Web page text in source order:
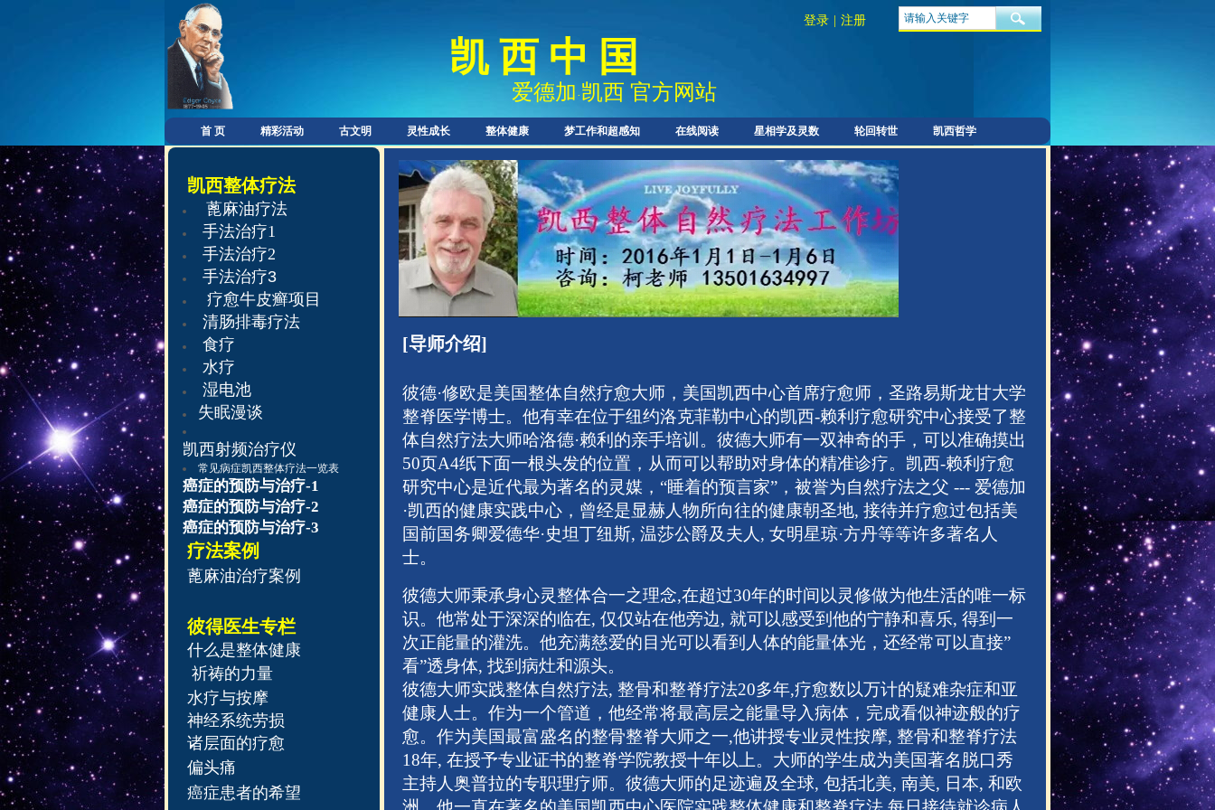
首 页 精彩活动 古文明 灵性成长 整体健康 梦工作和超感知 在线阅读 星相学及灵数 轮回转世 凯西哲学
凯 西 中 国
登录 注册
爱德加 · 凯西 官方网站
凯西整体疗法
蓖麻油疗法
手法治疗1
手法治疗2
手法治疗3
疗愈牛皮癣项目
清肠排毒疗法
食疗
水疗
湿电池
失眠漫谈
凯西射频治疗仪
常见病症凯西整体疗法一览表
癌症的预防与治疗-1
癌症的预防与治疗-2
癌症的预防与治疗-3
疗法案例
蓖麻油治疗案例
彼得医生专栏
什么是整体健康
祈祷的力量
水疗与按摩
神经系统劳损
诸层面的疗愈
偏头痛
癌症患者的希望
[导师介绍]
彼德·修欧是美国整体自然疗愈大师，美国凯西中心首席疗愈师，圣路易斯龙甘大学
整脊医学博士。他有幸在位于纽约洛克菲勒中心的凯西-赖利疗愈研究中心接受了整
体自然疗法大师哈洛德·赖利的亲手培训。彼德大师有一双神奇的手，可以准确摸出
50页A4纸下面一根头发的位置，从而可以帮助对身体的精准诊疗。凯西-赖利疗愈
研究中心是近代最为著名的灵媒，“睡着的预言家”，被誉为自然疗法之父 --- 爱德加
·凯西的健康实践中心，曾经是显赫人物所向往的健康朝圣地, 接待并疗愈过包括美
国前国务卿爱德华·史坦丁纽斯, 温莎公爵及夫人, 女明星琼·方丹等等许多著名人
士。
彼德大师秉承身心灵整体合一之理念,在超过30年的时间以灵修做为他生活的唯一标
识。他常处于深深的临在, 仅仅站在他旁边, 就可以感受到他的宁静和喜乐, 得到一
次正能量的灌洗。他充满慈爱的目光可以看到人体的能量体光，还经常可以直接”
看”透身体, 找到病灶和源头。
彼德大师实践整体自然疗法, 整骨和整脊疗法20多年,疗愈数以万计的疑难杂症和亚
健康人士。作为一个管道，他经常将最高层之能量导入病体，完成看似神迹般的疗
愈。作为美国最富盛名的整骨整脊大师之一,他讲授专业灵性按摩, 整骨和整脊疗法
18年, 在授予专业证书的整脊学院教授十年以上。大师的学生成为美国著名脱口秀
主持人奥普拉的专职理疗师。彼德大师的足迹遍及全球, 包括北美, 南美, 日本, 和欧